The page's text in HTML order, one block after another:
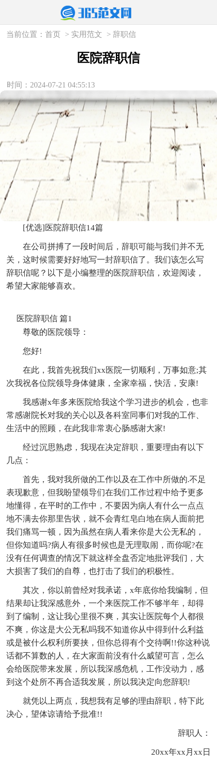
当前位置：首页 > 实用范文 >辞职信
医院辞职信
时间：2024-07-21 04:55:13
[优选]医院辞职信14篇
在公司拼搏了一段时间后，辞职可能与我们并不无
关，这时候需要好好地写一封辞职信了。我们该怎么写
辞职信呢？以下是小编整理的医院辞职信，欢迎阅读，
希望大家能够喜欢。
医院辞职信 篇1
尊敬的医院领导：
您好!
在此，我首先祝我们xx医院一切顺利，万事如意;其
次我祝各位院领导身体健康，全家幸福，快活，安康!
我感谢x年多来医院给我这个学习进步的机会，也非
常感谢院长对我的关心以及各科室同事们对我的工作、
生活中的照顾，在此我非常衷心肠感谢大家!
经过沉思熟虑，我现在决定辞职，重要理由有以下
几点：
首先，我对我所做的工作以及在工作中所做的.不足
表现歉意，但我盼望领导们在我们工作过程中给予更多
地懂得，在平时的工作中，不要因为病人有什么一点点
地不满去你那里告状，就不会青红皂白地在病人面前把
我们痛骂一顿，因为虽然在病人看来你是大公无私的，
但你知道吗?病人有很多时候也是无理取闹，而你呢?在
没有任何调查的情况下就这样全盘否定地批评我们，大
大损害了我们的自尊，也打击了我们的积极性。
其次，你以前曾经对我承诺，x年底你给我编制，但
结果却让我深感意外，一个来医院工作不够半年，却得
到了编制，这让我心里很不爽，其实让医院每个人都很
不爽，你这是大公无私吗我不知道你从中得到什么利益
或是被什么权利所要挟，但你总得有个交待啊!!你这种说
话都不算数的人，在大家面前没有什么威望可言，怎么
会给医院带来发展，所以我深感危机，工作没动力，感
到这个处所不再合适我发展，所以我决定向您辞职!
就凭以上两点，我想我有足够的理由辞职，特下此
决心，望体谅请给予批准!!
辞职人：
20xx年xx月xx日